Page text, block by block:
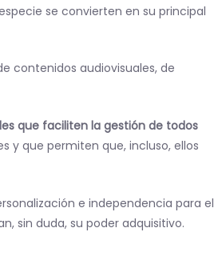
se convierten en su principal
contenidos audiovisuales, de
que faciliten la gestión de todos
y que permiten que, incluso, ellos
e independencia para el
sin duda, su poder adquisitivo.